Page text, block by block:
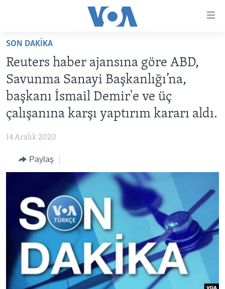
geç
Ana
navigasyona
geç
Aramaya
geç
AMERİKA
ORTADOĞU
SAĞLIK
BİLİM VE TEKNOLOJİ
EKONOMİ
ÇEVRE
HAYATTAN
SANAT
AMERİKA'DA YAŞAM
UKRAYNA KRİZİ
YAPAY ZEKA
İNGİLİZCE DERSLERİ
VİDEO GALERİ
FOTO GALERİ
LEARNING ENGLISH
BIZI TAKIP EDIN
Diller
SON DAKIKA
Reuters haber ajansına göre ABD,
Savunma Sanayi Başkanlığı’na,
başkanı İsmail Demir'e ve üç
çalışanına karşı yaptırım kararı aldı.
14 Aralık 2020
Paylaş